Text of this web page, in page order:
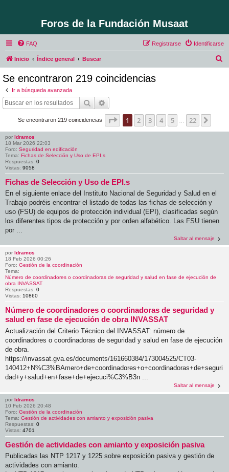
Foros de la Fundación Musaat
FAQ Identificarse
Registrarse
Inicio Índice general Buscar
Se encontraron 219 coincidencias
Ir a búsqueda avanzada
Buscar
Se encontraron 219 coincidencias Página de 22
1 2 3 4 5 22
por ldramos
18 Mar 2026 22:03
Foro: Seguridad en edificación
Tema: Fichas de Selección y Uso de EPI.s
Respuestas: 0
Vistas: 9058
Fichas de Selección y Uso de EPI.s
En el siguiente enlace del Instituto Nacional de Seguridad y Salud en el
Trabajo podréis encontrar el listado de todas las fichas de selección y
uso (FSU) de equipos de protección individual (EPI), clasificadas según
los diferentes tipos de protección y por orden alfabético. Las FSU tienen
por ...
Saltar al mensaje
por ldramos
18 Feb 2026 00:26
Foro: Gestión de la coordinación
Tema:
Número de coordinadores o coordinadoras de seguridad y salud en fase de ejecución de
obra INVASSAT
Respuestas: 0
Vistas: 10860
Número de coordinadores o coordinadoras de seguridad y
salud en fase de ejecución de obra INVASSAT
Actualización del Criterio Técnico del INVASSAT: número de
coordinadores o coordinadoras de seguridad y salud en fase de ejecución
de obra.
https://invassat.gva.es/documents/161660384/173004525/CT03-
140412+N%C3%BAmero+de+coordinadores+o+coordinadoras+de+seguri
dad+y+salud+en+fase+de+ejecuci%C3%B3n ...
Saltar al mensaje
por ldramos
10 Feb 2026 20:48
Foro: Gestión de la coordinación
Tema: Gestión de actividades con amianto y exposición pasiva
Respuestas: 0
Vistas: 4701
Gestión de actividades con amianto y exposición pasiva
Publicadas las NTP 1217 y 1225 sobre exposición pasiva y gestión de
actividades con amianto.